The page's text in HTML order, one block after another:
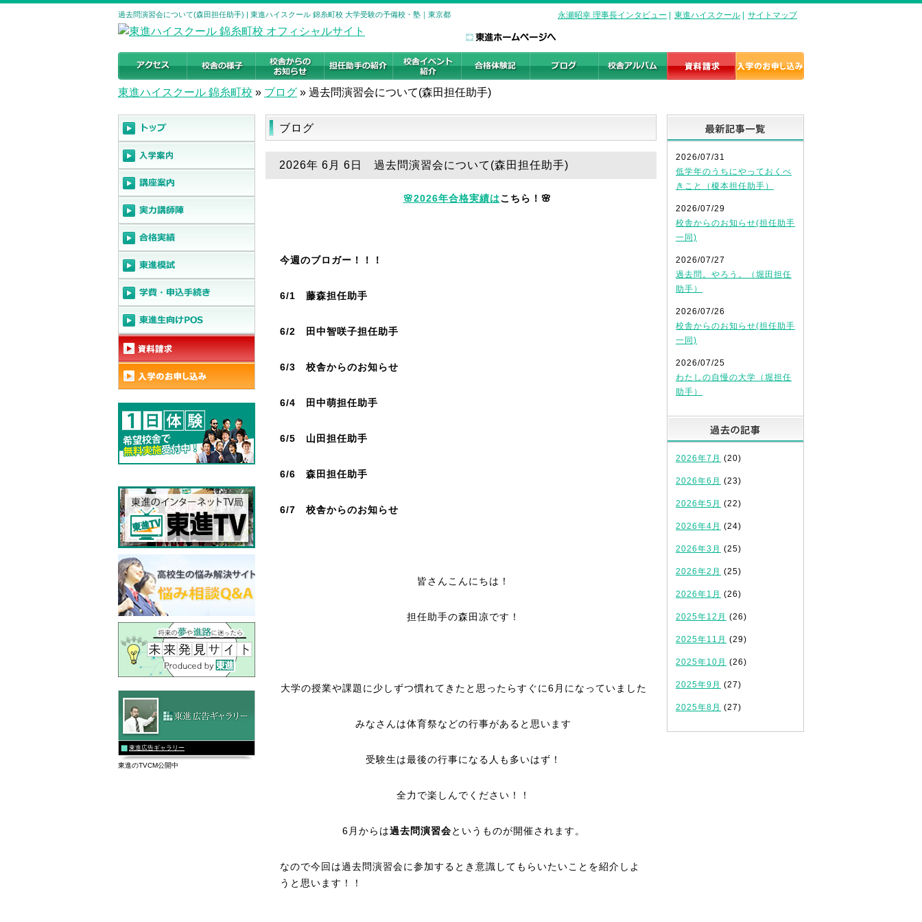
過去問演習会について(森田担任助手) | 東進ハイスクール 錦糸町校 大学受験の予備校・塾｜東京都 永瀬昭幸 理事長インタビュー 東進ハイスクール サイトマップ
東進ハイスクール 錦糸町校 » ブログ » 過去問演習会について(森田担任助手)
ブログ
2026年 6月 6日 過去問演習会について(森田担任助手)
🌸2026年合格実績はこちら！🌸
今週のブロガー！！！
6/1 藤森担任助手
6/2 田中智咲子担任助手
6/3 校舎からのお知らせ
6/4 田中萌担任助手
6/5 山田担任助手
6/6 森田担任助手
6/7 校舎からのお知らせ
皆さんこんにちは！
担任助手の森田凉です！
大学の授業や課題に少しずつ慣れてきたと思ったらすぐに6月になっていました
みなさんは体育祭などの行事があると思います
受験生は最後の行事になる人も多いはず！
全力で楽しんでください！！
6月からは過去問演習会というものが開催されます。
なので今回は過去問演習会に参加するとき意識してもらいたいことを紹介しよ
うと思います！！
2026/07/31
低学年のうちにやっておくべ
きこと（榎本担任助手）
2026/07/29
校舎からのお知らせ(担任助手
一同)
2026/07/27
過去問。やろう。（堀田担任
助手）
2026/07/26
校舎からのお知らせ(担任助手
一同)
2026/07/25
わたしの自慢の大学（堀担任
助手）
2026年7月 (20)
2026年6月 (23)
2026年5月 (22)
2026年4月 (24)
2026年3月 (25)
2026年2月 (25)
2026年1月 (26)
2025年12月 (26)
2025年11月 (29)
2025年10月 (26)
2025年9月 (27)
2025年8月 (27)
東進広告ギャラリー
東進のTVCM公開中